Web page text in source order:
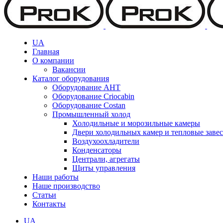
UA
Главная
О компании
Вакансии
Каталог оборудования
Оборудование AHT
Оборудование Criocabin
Оборудование Costan
Промышленный холод
Холодильные и морозильные камеры
Двери холодильных камер и тепловые
Воздухоохладители
Конденсаторы
Централи, агрегаты
Щиты управления
Наши работы
Наше производство
Статьи
Контакты
UA